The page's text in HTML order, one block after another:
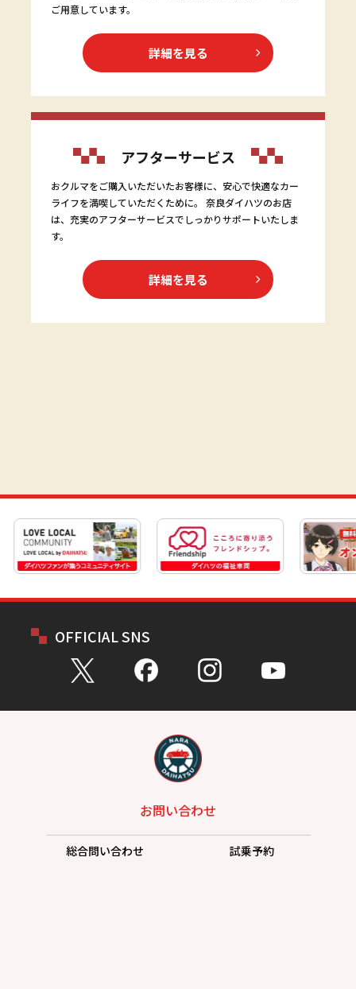
ご用意しています。
詳細を見る
アフターサービス
おクルマをご購入いただいたお客様に、安心で快適なカー
ライフを満喫していただくために。 奈良ダイハツのお店
は、充実のアフターサービスでしっかりサポートいたしま
す。
詳細を見る
OFFICIAL SNS
お問い合わせ
総合問い合わせ
試乗予約